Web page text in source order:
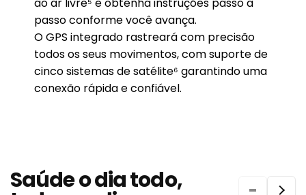
ao ar livre⁵ e obtenha instruções passo a
passo conforme você avança.
O GPS integrado rastreará com precisão
todos os seus movimentos, com suporte de
cinco sistemas de satélite⁶ garantindo uma
conexão rápida e confiável.
Saúde o dia todo,